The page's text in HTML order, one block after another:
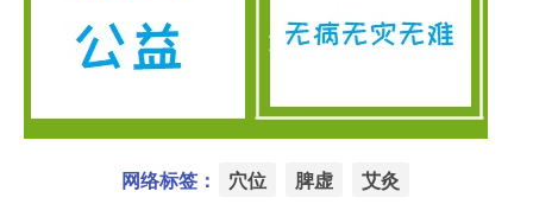
网络标签： 穴位 脾虚 艾灸